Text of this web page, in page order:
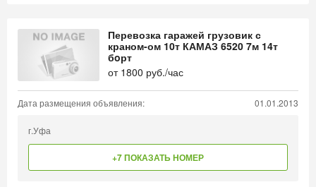
Перевозка гаражей грузовик с
краном-ом 10т КАМАЗ 6520 7м 14т
бoрт
от 1800 руб./час
Дата размещения объявления: 01.01.2013
г.Уфа
+7 ПОКАЗАТЬ НОМЕР